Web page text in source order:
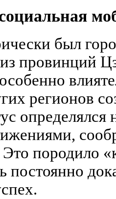
был
провинций
регионов
породило
постоянно